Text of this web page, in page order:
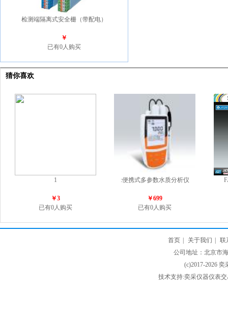
检测端隔离式安全栅（带配电）
￥
已有0人购买
猜你喜欢
1
￥3
已有0人购买
:便携式多参数水质分析仪
￥699
已有0人购买
首页 关于我们
联
公司地址：北京市
(c)2017-2026
技术支持:奕采仪器仪表